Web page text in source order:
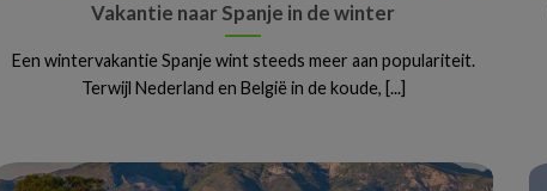
Vakantie naar Spanje in de winter
Een wintervakantie Spanje wint steeds meer aan populariteit.
Terwijl Nederland en België in de koude, [...]